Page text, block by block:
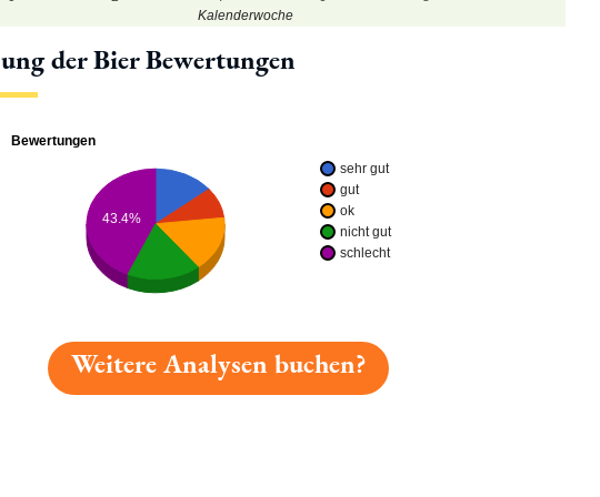
Kalenderwoche
der Bier Bewertungen
Bewertungen
sehr gut
gut
ok
nicht gut
schlecht
43.4%
Weitere Analysen buchen?